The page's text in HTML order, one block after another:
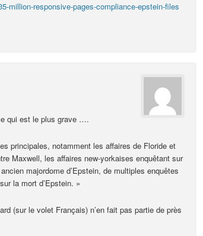
million-responsive-pages-compliance-epstein-files
qui est le plus grave ….
principales, notamment les affaires de Floride et
Maxwell, les affaires new-yorkaises enquêtant sur
majordome d’Epstein, de multiples enquêtes
la mort d’Epstein. »
(sur le volet Français) n’en fait pas partie de près